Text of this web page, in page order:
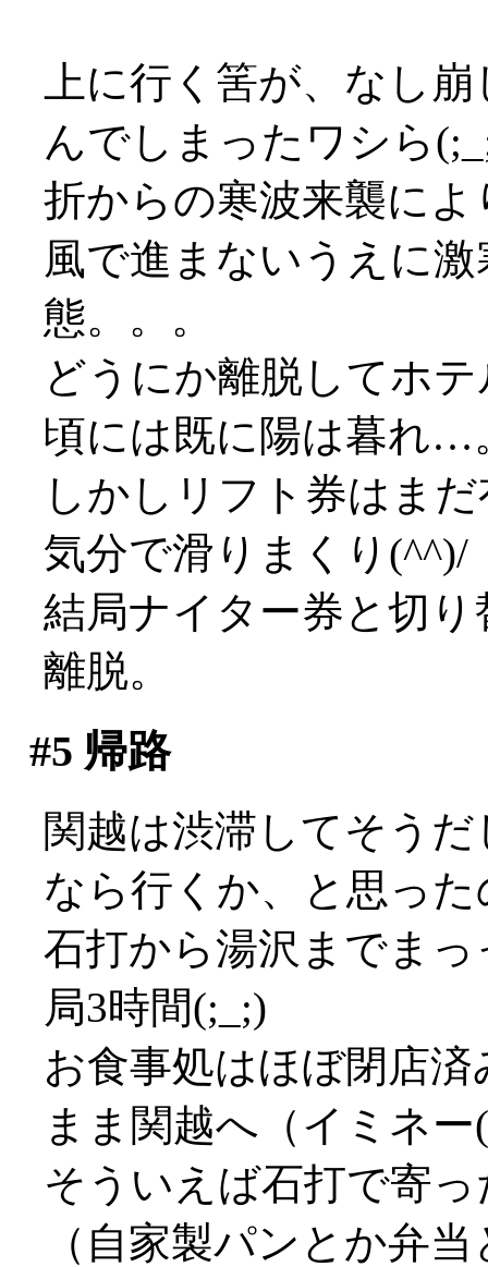
上に行く筈が、なし
んでしまったワシら
折からの寒波来襲に
風で進まないうえに
態。。。
どうにか離脱してホ
頃には既に陽は暮れ…
しかしリフト券はま
気分で滑りまくり(^^)/
結局ナイター券と切
離脱。
#5 帰路
関越は渋滞してそう
なら行くか、と思っ
石打から湯沢までま
局3時間(;_;)
お食事処はほぼ閉店
まま関越へ（イミネー
そういえば石打で寄
（自家製パンとか弁